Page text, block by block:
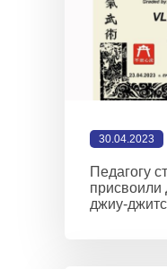
Педагогу
джиу-
30.04.2023